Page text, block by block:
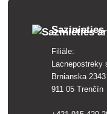
Sazinieties
Filiāle:
Lacnepostreky
Brnianska 2343
911 05 Trenčín